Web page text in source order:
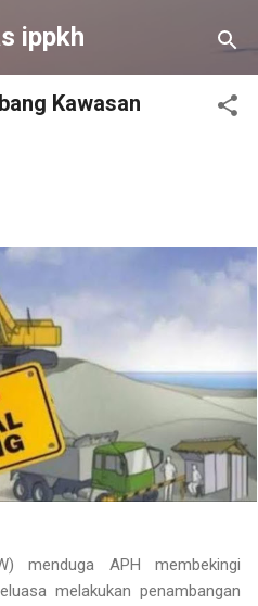
content
ippkh
Kawasan
menduga APH membekingi
melakukan penambangan